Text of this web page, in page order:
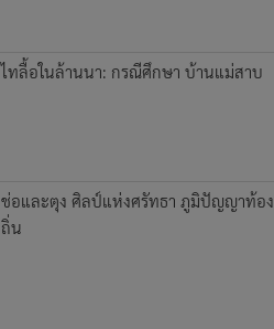
ไทลื้อในล้านนา: กรณีศึกษา บ้านแม่สาบ
ช่อและตุง ศิลป์แห่งศรัทธา ภูมิปัญญาท้อง
ถิ่น